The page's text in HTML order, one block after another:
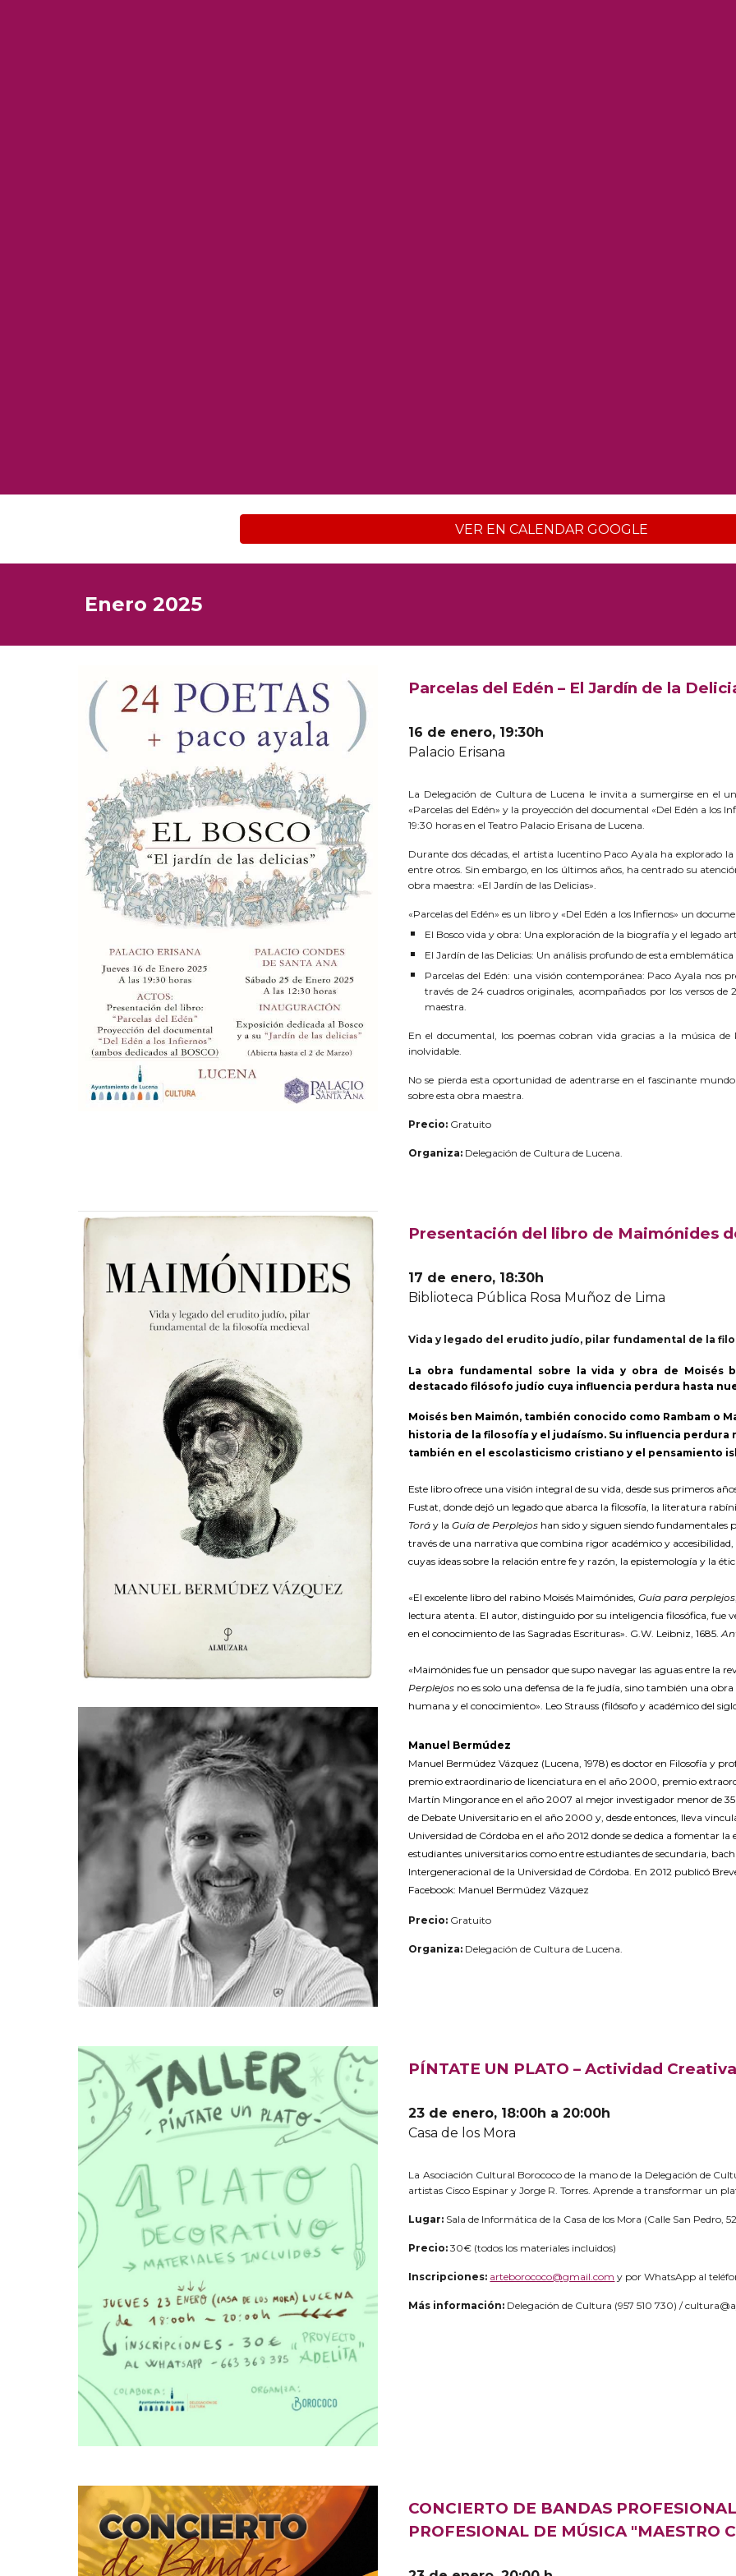
VER EN CALENDAR GOOGLE
Enero 2025
Parcelas del Edén – El Jardín de la
16 de enero, 19:30h
Palacio Erisana
La Delegación de Cultura de Lucena le invita a sumergirse en el
«Parcelas del Edén» y la proyección del documental «Del Edén a los
19:30 horas en el Teatro Palacio Erisana de Lucena.
Durante dos décadas, el artista lucentino Paco Ayala ha explorado
entre otros. Sin embargo, en los últimos años, ha centrado su
obra maestra: «El Jardín de las Delicias».
«Parcelas del Edén» es un libro y «Del Edén a los Infiernos» un
El Bosco vida y obra: Una exploración de la biografía y el legado
El Jardín de las Delicias: Un análisis profundo de esta
Parcelas del Edén: una visión contemporánea: Paco Ayala nos
través de 24 cuadros originales, acompañados por los versos
maestra.
En el documental, los poemas cobran vida gracias a la música
inolvidable.
No se pierda esta oportunidad de adentrarse en el fascinante
sobre esta obra maestra.
Precio: Gratuito
Organiza: Delegación de Cultura de Lucena.
Presentación del libro de Maimónides
17 de enero, 18:30h
Biblioteca Pública Rosa Muñoz de Lima
Vida y legado del erudito judío, pilar fundamental de la
La obra fundamental sobre la vida y obra de Moisés
destacado filósofo judío cuya influencia perdura hasta
Moisés ben Maimón, también conocido como Rambam o
historia de la filosofía y el judaísmo. Su influencia
también en el escolasticismo cristiano y el pensamiento
Este libro ofrece una visión integral de su vida, desde sus primeros
Fustat, donde dejó un legado que abarca la filosofía, la literatura
Torá y laGuía de Perplejos han sido y siguen siendo fundamentales
través de una narrativa que combina rigor académico y
cuyas ideas sobre la relación entre fe y razón, la epistemología y la
«El excelente libro del rabino Moisés Maimónides,Guía para perplejos
lectura atenta. El autor, distinguido por su inteligencia filosófica, fue
en el conocimiento de las Sagradas Escrituras». G.W. Leibniz, 1685.
«Maimónides fue un pensador que supo navegar las aguas entre la
Perplejos no es solo una defensa de la fe judía, sino también una
humana y el conocimiento». Leo Strauss (filósofo y académico del
Manuel Bermúdez
Manuel Bermúdez Vázquez (Lucena, 1978) es doctor en Filosofía y
premio extraordinario de licenciatura en el año 2000, premio
Martín Mingorance en el año 2007 al mejor investigador menor de
de Debate Universitario en el año 2000 y, desde entonces, lleva
Universidad de Córdoba en el año 2012 donde se dedica a fomentar
estudiantes universitarios como entre estudiantes de secundaria,
Intergeneracional de la Universidad de Córdoba. En 2012 publicó
Facebook: Manuel Bermúdez Vázquez
Precio: Gratuito
Organiza: Delegación de Cultura de Lucena.
PÍNTATE UN PLATO – Actividad
23 de enero, 18:00h a 20:00h
Casa de los Mora
La Asociación Cultural Borococo de la mano de la Delegación de
artistas Cisco Espinar y Jorge R. Torres. Aprende a transformar un
Lugar: Sala de Informática de la Casa de los Mora (Calle San Pedro,
Precio:30€ (todos los materiales incluidos)
Inscripciones: arteborococo@gmail.com y por WhatsApp al
Más información: Delegación de Cultura (957 510 730) /
CONCIERTO DE BANDAS
PROFESIONAL DE MÚSICA "MAESTRO